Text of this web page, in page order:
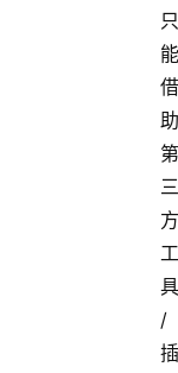
只
能
借
助
第
三
方
工
具
/
插